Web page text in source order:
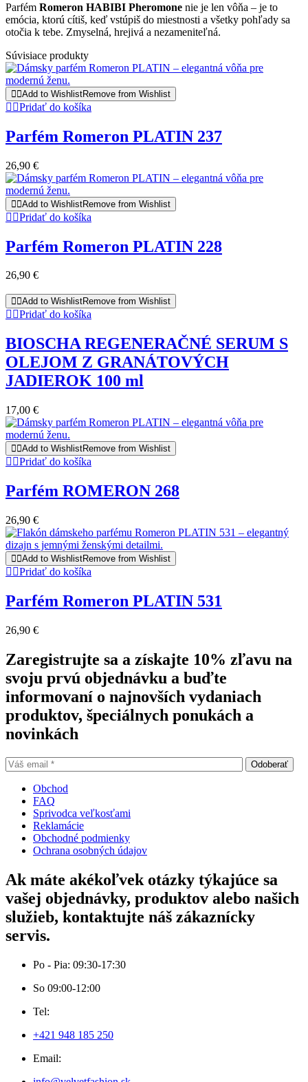
Parfém Romeron HABIBI Pheromone nie je len vôňa – je to
emócia, ktorú cítiš, keď vstúpiš do miestnosti a všetky pohľady sa
otočia k tebe. Zmyselná, hrejivá a nezameniteľná.
Súvisiace produkty
Add to WishlistRemove from Wishlist
Pridať do košíka
Parfém Romeron PLATIN 237
26,90 €
Add to WishlistRemove from Wishlist
Pridať do košíka
Parfém Romeron PLATIN 228
26,90 €
Add to WishlistRemove from Wishlist
Pridať do košíka
BIOSCHA REGENERAČNÉ SERUM S
OLEJOM Z GRANÁTOVÝCH
JADIEROK 100 ml
17,00 €
Add to WishlistRemove from Wishlist
Pridať do košíka
Parfém ROMERON 268
26,90 €
Add to WishlistRemove from Wishlist
Pridať do košíka
Parfém Romeron PLATIN 531
26,90 €
Zaregistrujte sa a získajte 10% zľavu na
svoju prvú objednávku a buďte
informovaní o najnovších vydaniach
produktov, špeciálnych ponukách a
novinkách
Obchod
FAQ
Sprivodca veľkosťami
Reklamácie
Obchodné podmienky
Ochrana osobných údajov
Ak máte akékoľvek otázky týkajúce sa
vašej objednávky, produktov alebo našich
služieb, kontaktujte náš zákaznícky
servis.
Po - Pia: 09:30-17:30
So 09:00-12:00
Tel:
+421 948 185 250
Email: